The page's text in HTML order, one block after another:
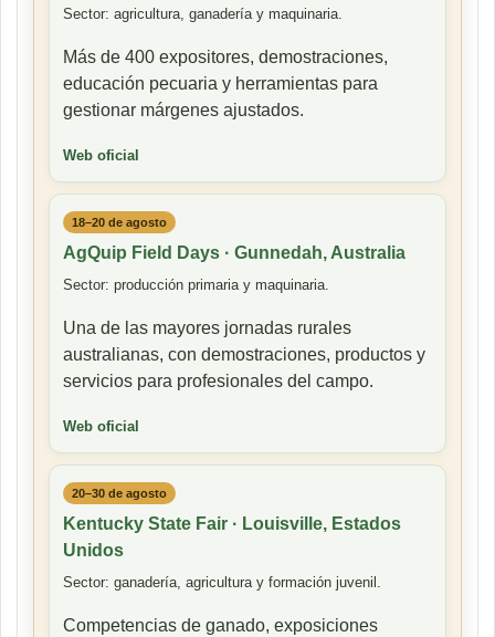
Sector: agricultura, ganadería y maquinaria.
Más de 400 expositores, demostraciones,
educación pecuaria y herramientas para
gestionar márgenes ajustados.
Web oficial
18–20 de agosto
AgQuip Field Days · Gunnedah, Australia
Sector: producción primaria y maquinaria.
Una de las mayores jornadas rurales
australianas, con demostraciones, productos y
servicios para profesionales del campo.
Web oficial
20–30 de agosto
Kentucky State Fair · Louisville, Estados
Unidos
Sector: ganadería, agricultura y formación juvenil.
Competencias de ganado, exposiciones